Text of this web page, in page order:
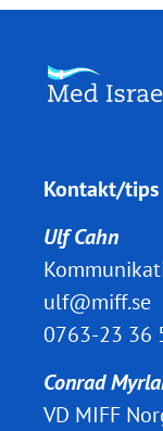
Kontakt/tips
Ulf Cahn
ulf@miff.se
0763-23 36
Conrad
VD MIFF